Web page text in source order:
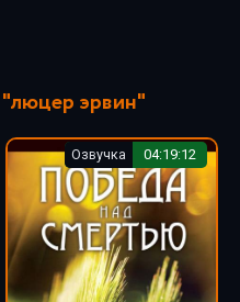
"люцер эрвин"
Озвучка 04:19:12